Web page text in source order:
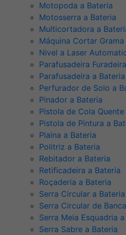
Motopoda a Bateria
Motosserra a Bateria
Multicortadora a
Máquina Cortar Grama
Nivel a Laser
Parafusadeira
Parafusadeira a Bateria
Perfurador de Solo a
Pinador a Bateria
Pistola de Cola
Pistola de Pintura a
Plaina a Bateria
Politriz a Bateria
Rebitador a Bateria
Retificadeira a Bateria
Roçaderia a Bateria
Serra Circular a Bateria
Serra Circular de
Serra Meia Esquadria
Serra Sabre a Bateria